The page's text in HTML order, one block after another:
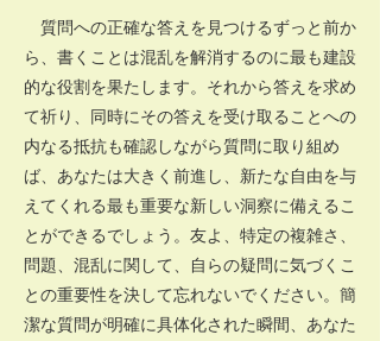
質問への正確な答えを見つけるずっと前か
ら、書くことは混乱を解消するのに最も建設
的な役割を果たします。それから答えを求め
て祈り、同時にその答えを受け取ることへの
内なる抵抗も確認しながら質問に取り組め
ば、あなたは大きく前進し、新たな自由を与
えてくれる最も重要な新しい洞察に備えるこ
とができるでしょう。友よ、特定の複雑さ、
問題、混乱に関して、自らの疑問に気づくこ
との重要性を決して忘れないでください。簡
潔な質問が明確に具体化された瞬間、あなた